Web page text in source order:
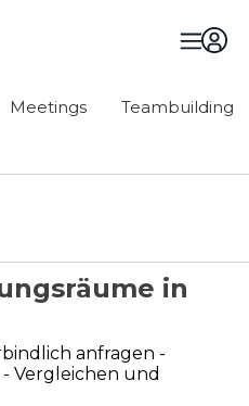
Meetings Teambuilding
in
anfragen -
Vergleichen und